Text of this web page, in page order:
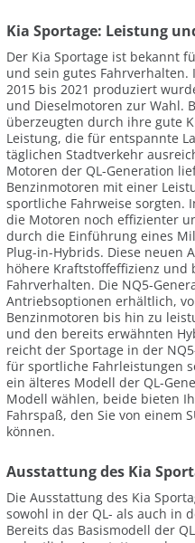
Kia Sportage: Leistung
Der Kia Sportage ist bekannt
und sein gutes Fahrverhalten.
2015 bis 2021 produziert
und Dieselmotoren zur Wahl.
überzeugten durch ihre gute
Leistung, die für entspannte
täglichen Stadtverkehr
Motoren der QL-Generation
Benzinmotoren mit einer
sportliche Fahrweise sorgten.
die Motoren noch effizienter
durch die Einführung eines
Plug-in-Hybrids. Diese neuen
höhere Kraftstoffeffizienz und
Fahrverhalten. Die NQ5-
Antriebsoptionen erhältlich,
Benzinmotoren bis hin zu
und den bereits erwähnten
reicht der Sportage in der
für sportliche Fahrleistungen
ein älteres Modell der QL-
Modell wählen, beide bieten
Fahrspaß, den Sie von einem
können.
Ausstattung des Kia
Die Ausstattung des Kia
sowohl in der QL- als auch in
Bereits das Basismodell der